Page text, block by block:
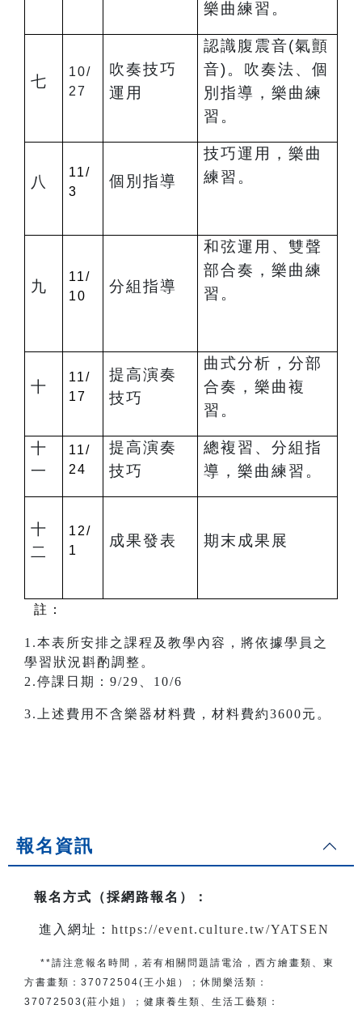
樂曲練習。
七
10/
27
吹奏技巧
運用
認識腹震音(氣顫
音)。吹奏法、個
別指導，樂曲練
習。
八
11/
3
個別指導
技巧運用，樂曲
練習。
九
11/
10
分組指導
和弦運用、雙聲
部合奏，樂曲練
習。
十
11/
17
提高演奏
技巧
曲式分析，分部
合奏，樂曲複
習。
十
一
11/
24
提高演奏
技巧
總複習、分組指
導，樂曲練習。
十
二
12/
1
成果發表 期末成果展
註：
1.本表所安排之課程及教學內容，將依據學員之
學習狀況斟酌調整。
2.停課日期：9/29、10/6
3.上述費用不含樂器材料費，材料費約3600元。
報名資訊
報名方式（採網路報名） ：
進入網址： https://event.culture.tw/YATSEN
**請注意報名時間，若有相關問題 請電洽 ， 西方繪畫類、東
方書畫類： 37072504(王小姐） ； 休閒樂活類：
37072503(莊小姐）； 健康養生類、生活工藝類：